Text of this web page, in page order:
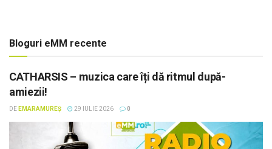
Bloguri eMM recente
CATHARSIS – muzica care îți dă ritmul după-
amiezii!
DE EMARAMUREȘ 29 IULIE 2026 0